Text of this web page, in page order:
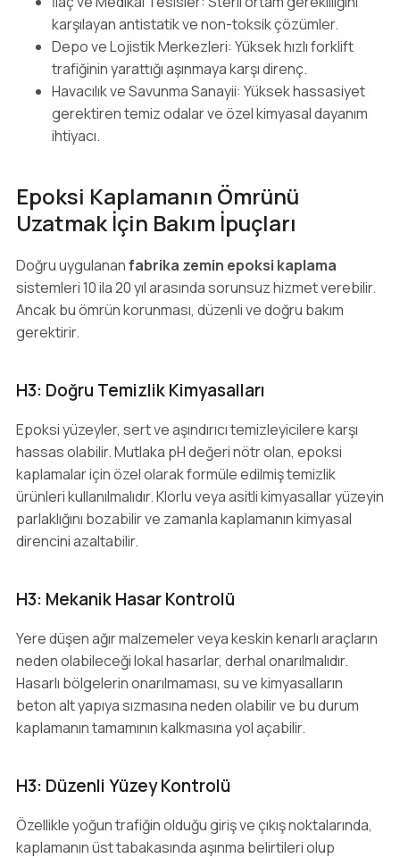
karşılayan antistatik ve non-toksik çözümler.
Depo ve Lojistik Merkezleri: Yüksek hızlı forklift
trafiğinin yarattığı aşınmaya karşı direnç.
Havacılık ve Savunma Sanayii: Yüksek hassasiyet
gerektiren temiz odalar ve özel kimyasal dayanım
ihtiyacı.
Epoksi Kaplamanın Ömrünü
Uzatmak İçin Bakım İpuçları
Doğru uygulananfabrika zemin epoksi kaplama
sistemleri 10 ila 20 yıl arasında sorunsuz hizmet verebilir.
Ancak bu ömrün korunması, düzenli ve doğru bakım
gerektirir.
H3: Doğru Temizlik Kimyasalları
Epoksi yüzeyler, sert ve aşındırıcı temizleyicilere karşı
hassas olabilir. Mutlaka pH değeri nötr olan, epoksi
kaplamalar için özel olarak formüle edilmiş temizlik
ürünleri kullanılmalıdır. Klorlu veya asitli kimyasallar yüzeyin
parlaklığını bozabilir ve zamanla kaplamanın kimyasal
direncini azaltabilir.
H3: Mekanik Hasar Kontrolü
Yere düşen ağır malzemeler veya keskin kenarlı araçların
neden olabileceği lokal hasarlar, derhal onarılmalıdır.
Hasarlı bölgelerin onarılmaması, su ve kimyasalların
beton alt yapıya sızmasına neden olabilir ve bu durum
kaplamanın tamamının kalkmasına yol açabilir.
H3: Düzenli Yüzey Kontrolü
Özellikle yoğun trafiğin olduğu giriş ve çıkış noktalarında,
kaplamanın üst tabakasında aşınma belirtileri olup